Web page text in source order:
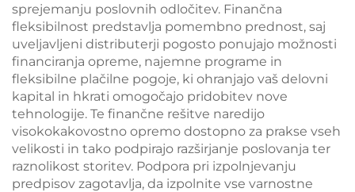
sprejemanju poslovnih odločitev. Finančna
fleksibilnost predstavlja pomembno prednost, saj
uveljavljeni distributerji pogosto ponujajo možnosti
financiranja opreme, najemne programe in
fleksibilne plačilne pogoje, ki ohranjajo vaš delovni
kapital in hkrati omogočajo pridobitev nove
tehnologije. Te finančne rešitve naredijo
visokokakovostno opremo dostopno za prakse vseh
velikosti in tako podpirajo razširjanje poslovanja ter
raznolikost storitev. Podpora pri izpolnjevanju
predpisov zagotavlja, da izpolnite vse varnostne